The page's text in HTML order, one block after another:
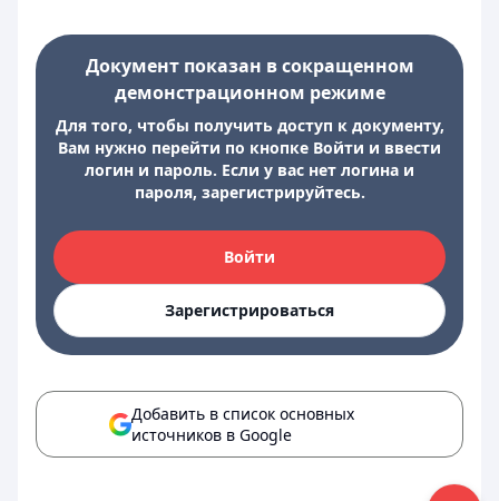
Документ показан в сокращенном
демонстрационном режиме
Для того, чтобы получить доступ к документу,
Вам нужно перейти по кнопке Войти и ввести
логин и пароль. Если у вас нет логина и
пароля, зарегистрируйтесь.
Войти
Зарегистрироваться
Добавить в список основных
источников в Google